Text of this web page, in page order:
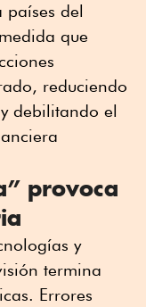
del
que
reduciendo
debilitando el
provoca
y
termina
Errores